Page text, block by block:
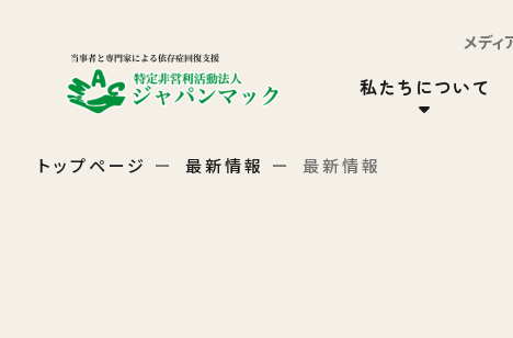
メディ
私たちについて
トップページ 最新情報 最新情報